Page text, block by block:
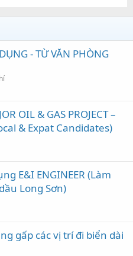
- TỪ VĂN PHÒNG
OIL & GAS PROJECT –
& Expat Candidates)
E&I ENGINEER (Làm
Long Sơn)
gấp các vị trí đi biển dài